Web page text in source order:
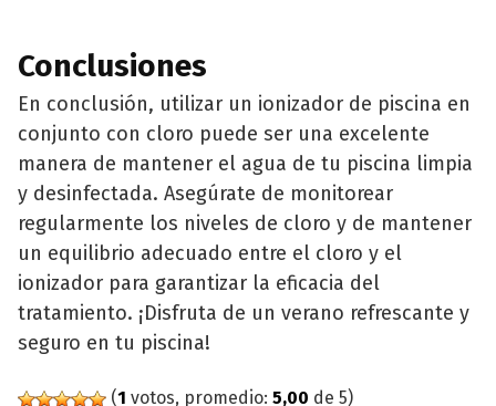
Conclusiones
En conclusión, utilizar un ionizador de piscina en
conjunto con cloro puede ser una excelente
manera de mantener el agua de tu piscina limpia
y desinfectada. Asegúrate de monitorear
regularmente los niveles de cloro y de mantener
un equilibrio adecuado entre el cloro y el
ionizador para garantizar la eficacia del
tratamiento. ¡Disfruta de un verano refrescante y
seguro en tu piscina!
(1 votos, promedio: 5,00 de 5)